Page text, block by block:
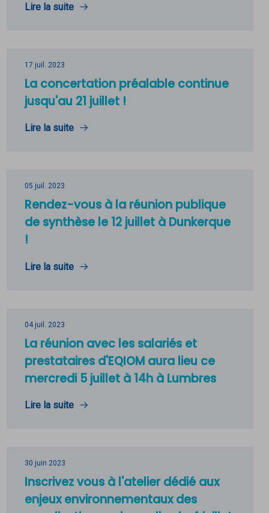
Lire la suite
17 juil. 2023
La concertation préalable continue
jusqu'au 21 juillet !
Lire la suite
05 juil. 2023
Rendez-vous à la réunion publique
de synthèse le 12 juillet à Dunkerque
!
Lire la suite
04 juil. 2023
La réunion avec les salariés et
prestataires d'EQIOM aura lieu ce
mercredi 5 juillet à 14h à Lumbres
Lire la suite
30 juin 2023
Inscrivez vous à l'atelier dédié aux
enjeux environnementaux des